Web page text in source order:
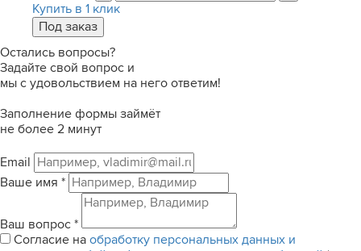
Купить в 1 клик
Остались вопросы?
Задайте свой вопрос и
мы с удовольствием на него ответим!
Заполнение формы займёт
не более 2 минут
Email
Ваше имя *
Ваш вопрос *
Согласие на обработку персональных данных и